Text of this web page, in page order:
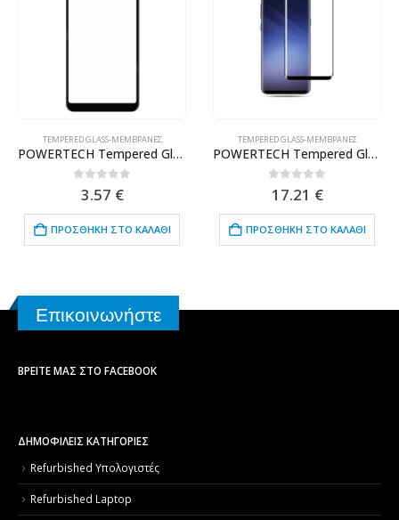
TEMPERED GLASS-ΜΕΜΒΡΆΝΕΣ
POWERTECH Tempered Glass 5D για Xiaomi Redmi 6, full glue, μαύρο
out of 5
3.57 €
ΠΡΟΣΘΉΚΗ ΣΤΟ ΚΑΛΆΘΙ
TEMPERED GLASS-ΜΕΜΒΡΆΝΕΣ
POWERTECH Tempered Glass 3D TGC-0076 Samsung S8 Plus, Full glue, μαύρο
0out of 5
17.21 €
ΠΡΟΣΘΉΚΗ ΣΤΟ ΚΑΛΆΘΙ
Επικοινωνήστε
ΒΡΕΊΤΕ ΜΑΣ ΣΤΟ FACEBOOK
ΔΗΜΟΦΙΛΕΙΣ ΚΑΤΗΓΟΡΙΕΣ
Refurbished Υπολογιστές
Refurbished Laptop